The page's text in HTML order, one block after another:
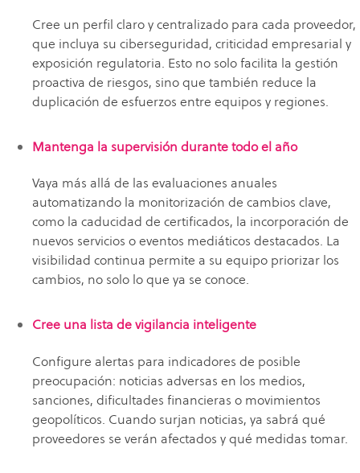
Cree un perfil claro y centralizado para cada proveedor,
que incluya su ciberseguridad, criticidad empresarial y
exposición regulatoria. Esto no solo facilita la gestión
proactiva de riesgos, sino que también reduce la
duplicación de esfuerzos entre equipos y regiones.
Mantenga la supervisión durante todo el año
Vaya más allá de las evaluaciones anuales
automatizando la monitorización de cambios clave,
como la caducidad de certificados, la incorporación de
nuevos servicios o eventos mediáticos destacados. La
visibilidad continua permite a su equipo priorizar los
cambios, no solo lo que ya se conoce.
Cree una lista de vigilancia inteligente
Configure alertas para indicadores de posible
preocupación: noticias adversas en los medios,
sanciones, dificultades financieras o movimientos
geopolíticos. Cuando surjan noticias, ya sabrá qué
proveedores se verán afectados y qué medidas tomar.